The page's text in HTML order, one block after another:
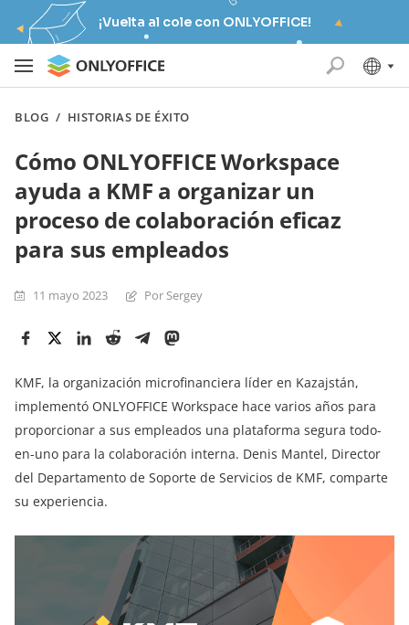
¡Vuelta al cole con ONLYOFFICE!
BLOG / HISTORIAS DE ÉXITO
Cómo ONLYOFFICE Workspace
ayuda a KMF a organizar un
proceso de colaboración eficaz
para sus empleados
11 mayo 2023 Por Sergey
KMF, la organización microfinanciera líder en Kazajstán,
implementó ONLYOFFICE Workspace hace varios años para
proporcionar a sus empleados una plataforma segura todo-
en-uno para la colaboración interna. Denis Mantel, Director
del Departamento de Soporte de Servicios de KMF, comparte
su experiencia.